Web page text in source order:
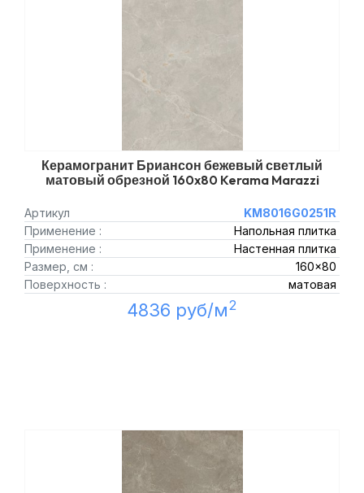
Керамогранит Бриансон бежевый светлый
матовый обрезной 160x80 Kerama Marazzi
Артикул
KM8016G0251R
Применение :
Напольная плитка
Применение :
Настенная плитка
Размер, см :
160x80
Поверхность :
матовая
4836 руб/м2